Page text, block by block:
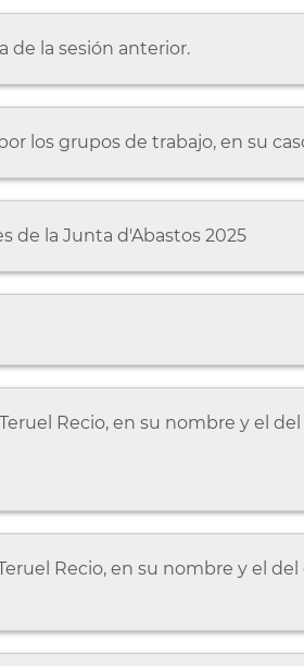
de la sesión anterior.
los grupos de trabajo, en su
de la Junta d'Abastos 2025
Recio, en su nombre y el
Recio, en su nombre y el